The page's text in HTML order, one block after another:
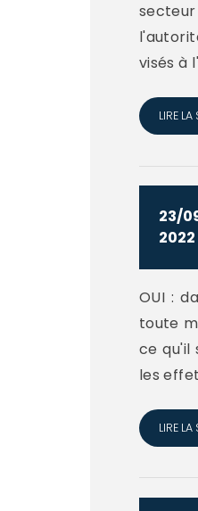
visés à
LIRE LA
23/
2022
OUI :
toute
ce qu'il
les
LIRE LA